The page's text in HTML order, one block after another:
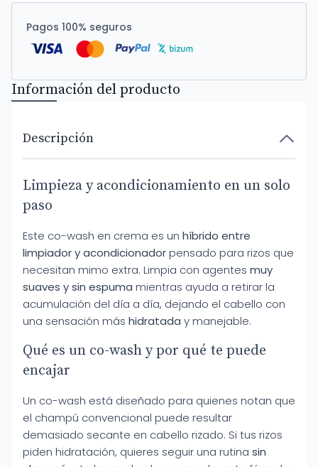
Pagos 100% seguros
Información del producto
Descripción
Limpieza y acondicionamiento en un solo
paso
Este co-wash en crema es un híbrido entre
limpiador y acondicionadorpensado para rizos que
necesitan mimo extra. Limpia con agentes muy
suaves y sin espuma mientras ayuda a retirar la
acumulación del día a día, dejando el cabello con
una sensación más hidratada y manejable.
Qué es un co-wash y por qué te puede
encajar
Un co-wash está diseñado para quienes notan que
el champú convencional puede resultar
demasiado secante en cabello rizado. Si tus rizos
piden hidratación, quieres seguir una rutina sin